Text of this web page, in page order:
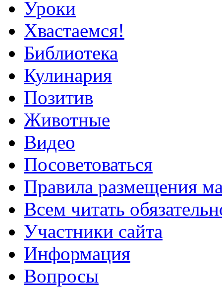
Уроки
Хвастаемся!
Библиотека
Кулинария
Позитив
Животные
Видео
Посоветоваться
Правила размещения
Всем читать
Участники сайта
Информация
Вопросы